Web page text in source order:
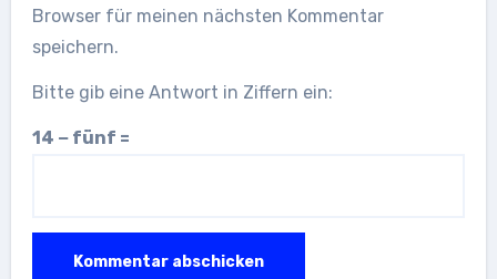
Browser für meinen nächsten Kommentar
speichern.
Bitte gib eine Antwort in Ziffern ein:
14 − fünf =